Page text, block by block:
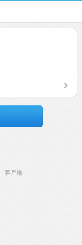
客戶端